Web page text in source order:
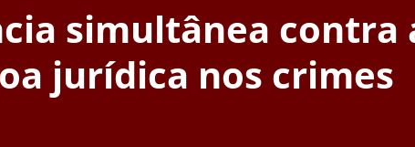
simultânea contra
jurídica nos crimes